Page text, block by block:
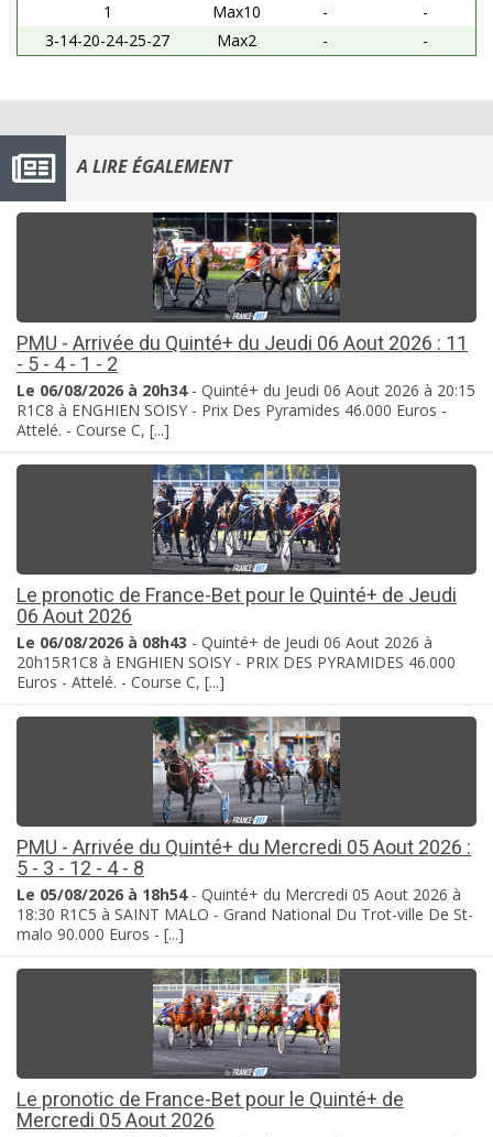
1
Max10 -
-
3-14-20-24-25-27
Max2 - -
A LIRE ÉGALEMENT
PMU - Arrivée du Quinté+ du Jeudi 06 Aout 2026 : 11
- 5 - 4 - 1 - 2
Le 06/08/2026 à 20h34- Quinté+ du Jeudi 06 Aout 2026 à 20:15
R1C8 à ENGHIEN SOISY - Prix Des Pyramides 46.000 Euros -
Attelé. - Course C, [...]
Le pronotic de France-Bet pour le Quinté+ de Jeudi
06 Aout 2026
Le 06/08/2026 à 08h43 - Quinté+ de Jeudi 06 Aout 2026 à
20h15R1C8 à ENGHIEN SOISY - PRIX DES PYRAMIDES 46.000
Euros - Attelé. - Course C, [...]
PMU - Arrivée du Quinté+ du Mercredi 05 Aout 2026 :
5 - 3 - 12 - 4 - 8
Le 05/08/2026 à 18h54- Quinté+ du Mercredi 05 Aout 2026 à
18:30 R1C5 à SAINT MALO - Grand National Du Trot-ville De St-
malo 90.000 Euros - [...]
Le pronotic de France-Bet pour le Quinté+ de
Mercredi 05 Aout 2026